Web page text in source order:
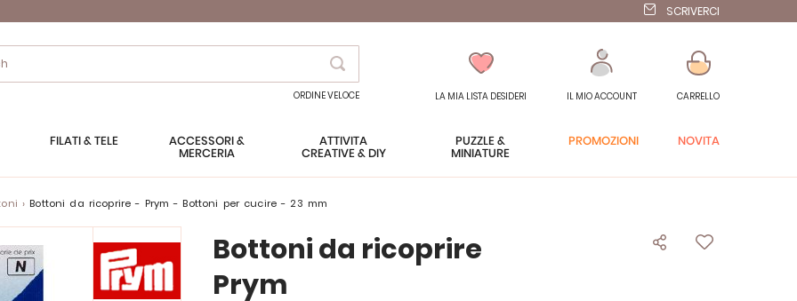
SCRIVERCI
Search
ORDINE VELOCE LA MIA LISTA DESIDERI IL MIO ACCOUNT CARRELLO
FILATI & TELE
ACCESSORI &
MERCERIA
ATTIVITÀ
CREATIVE & DIY
PUZZLE &
MINIATURE
PROMOZIONI NOVITÀ
Bottoni da ricoprire - Prym - Bottoni per cucire - 23 mm
Bottoni da ricoprire
Prym